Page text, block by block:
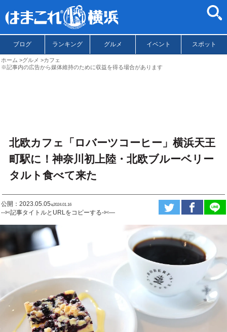
ブログ ランキング グルメ イベント スポット
ホーム グルメ
カフェ
※記事内の広告から媒体維持のために収益を得る場合があります
北欧カフェ「ロバーツコーヒー」横浜天王
町駅に！神奈川初上陸・北欧ブルーベリー
タルト食べて来た
公開：2023.05.05ಇ2024.01.16
--✄記事タイトルとURLをコピーする-✄—